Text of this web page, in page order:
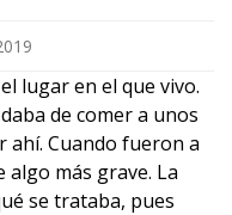
lugar en el que vivo.
de comer a unos
ahí. Cuando fueron a
algo más grave. La
se trataba, pues